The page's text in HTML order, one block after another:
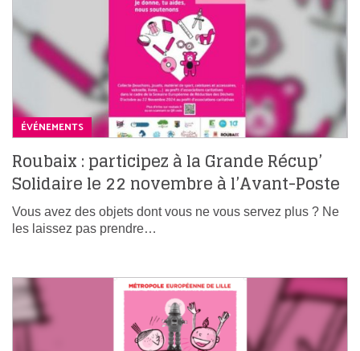
ÉVÉNEMENTS
Roubaix : participez à la Grande Récup’
Solidaire le 22 novembre à l’Avant-Poste
Vous avez des objets dont vous ne vous servez plus ? Ne
les laissez pas prendre…